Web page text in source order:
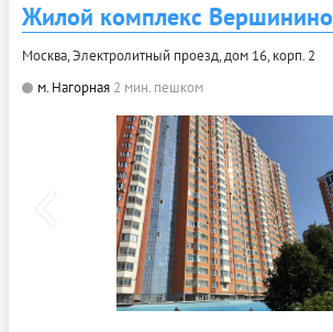
Жилой комплекс Вершинино
Москва, Электролитный проезд, дом 16, корп. 2
м. Нагорная 2 мин. пешком